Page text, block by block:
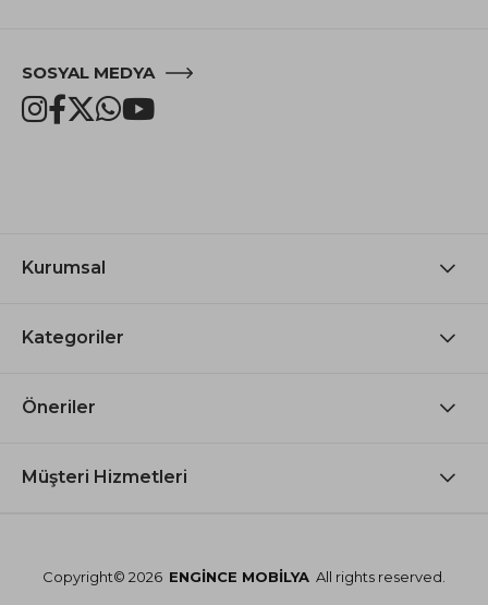
SOSYAL MEDYA
Kurumsal
Kategoriler
Öneriler
Müşteri Hizmetleri
Copyright© 2026 ENGİNCE MOBİLYA All rights reserved.